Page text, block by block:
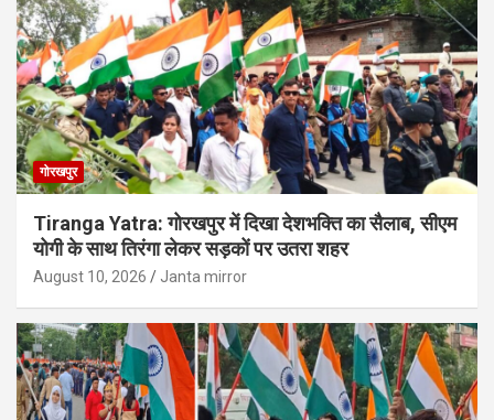
गोरखपुर
Tiranga Yatra: गोरखपुर में दिखा देशभक्ति का सैलाब, सीएम
योगी के साथ तिरंगा लेकर सड़कों पर उतरा शहर
August 10, 2026 Janta mirror